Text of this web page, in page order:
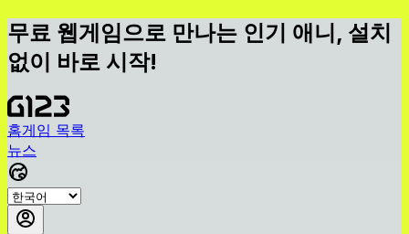
무료 웹게임으로 만나는 인기 애니, 설치
없이 바로 시작!
홈게임 목록
뉴스